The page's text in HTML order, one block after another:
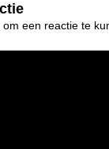
om een reactie te